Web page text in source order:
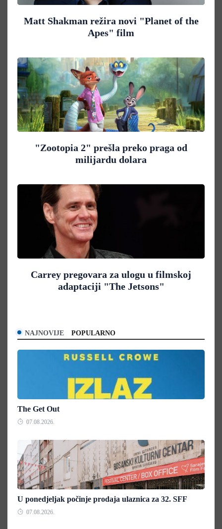
Matt Shakman režira novi "Planet of the
Apes" film
"Zootopia 2" prešla preko praga od
milijardu dolara
Carrey pregovara za ulogu u filmskoj
adaptaciji "The Jetsons"
NAJNOVIJE POPULARNO
The Get Out
07.08.2026.
U ponedjeljak počinje prodaja ulaznica za 32. SFF
07.08.2026.